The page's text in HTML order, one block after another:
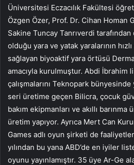
Üniversitesi Eczacılık Fakültesi
Özgen Özer, Prof. Dr. Cihan Homan
Sakine Tuncay Tanrıverdi
olduğu yara ve yatak yaralarının
sağlayan biyoaktif yara örtüsü
amacıyla kurulmuştur. Abdi İbrahim
çalışmalarını Teknopark
seri üretime geçen Bilicra, çocuk
bakım ekipmanları ve akıllı
üretim yapıyor. Ayrıca Mert Can
Games adlı oyun şirketi de
yılından bu yana ABD’de en iyiler
oyunu yayınlamıştır. 35 üye Ar-Ge